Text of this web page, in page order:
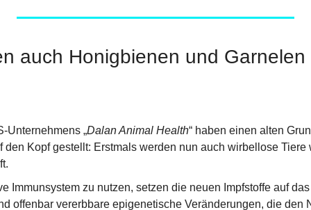
auch Honigbienen und Garnelen
Unternehmens „Dalan Animal Health“ haben einen alten
den Kopf gestellt: Erstmals werden nun auch wirbellose
Immunsystem zu nutzen, setzen die neuen Impfstoffe auf
offenbar vererbbare epigenetische Veränderungen, die den